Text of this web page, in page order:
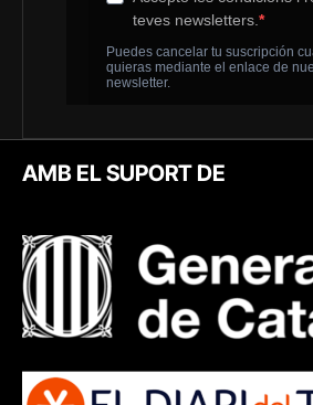
AMB EL SUPORT DE